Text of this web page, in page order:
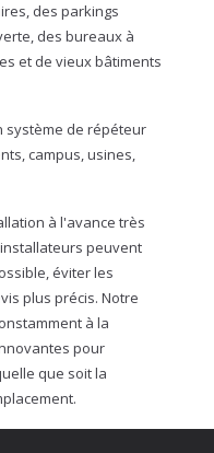
des parkings
des bureaux à
et de vieux bâtiments
système de répéteur
campus, usines,
à l'avance très
peuvent
éviter les
plus précis. Notre
à la
pour
que soit la